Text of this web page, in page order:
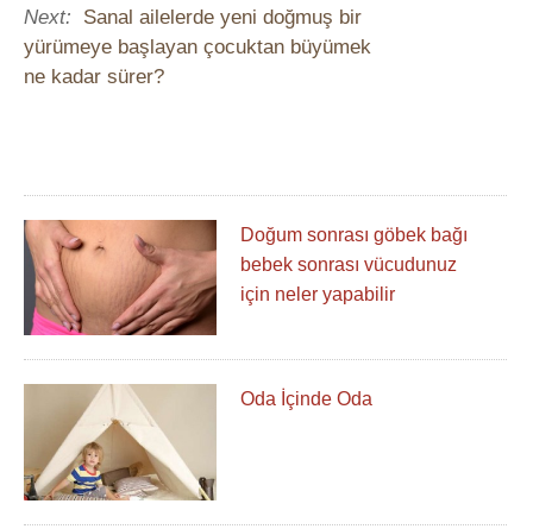
Next:
Sanal ailelerde yeni doğmuş bir
yürümeye başlayan çocuktan büyümek
ne kadar sürer?
Doğum sonrası göbek bağı
bebek sonrası vücudunuz
için neler yapabilir
Oda İçinde Oda